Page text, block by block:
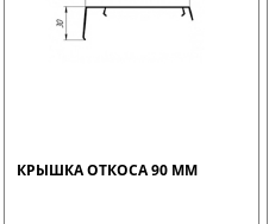
КРЫШКА ОТКОСА 90 ММ